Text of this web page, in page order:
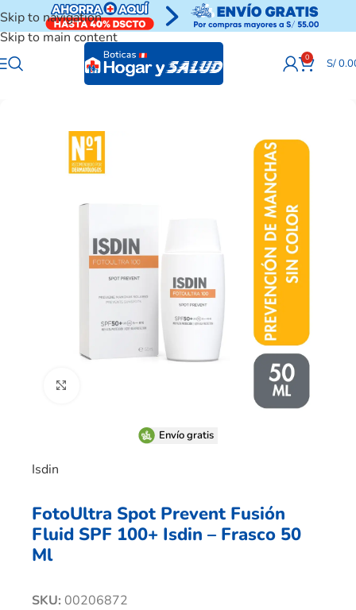
Skip to navigation
Skip to main content
0 S/
Envío gratis
Isdin
FotoUltra Spot Prevent Fusión
Fluid SPF 100+ Isdin – Frasco 50
Ml
SKU: 00206872